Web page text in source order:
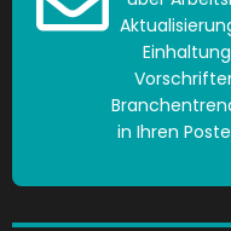
in Ihren